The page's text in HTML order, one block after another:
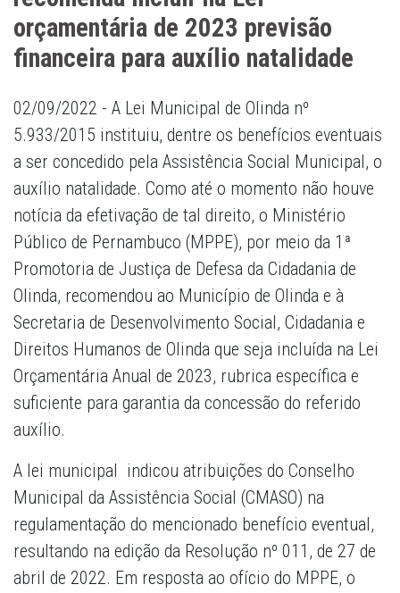
orçamentária de 2023 previsão
financeira para auxílio natalidade
02/09/2022 - A Lei Municipal de Olinda nº
5.933/2015 instituiu, dentre os benefícios eventuais
a ser concedido pela Assistência Social Municipal, o
auxílio natalidade. Como até o momento não houve
notícia da efetivação de tal direito, o Ministério
Público de Pernambuco (MPPE), por meio da 1ª
Promotoria de Justiça de Defesa da Cidadania de
Olinda, recomendou ao Município de Olinda e à
Secretaria de Desenvolvimento Social, Cidadania e
Direitos Humanos de Olinda que seja incluída na Lei
Orçamentária Anual de 2023, rubrica específica e
suficiente para garantia da concessão do referido
auxílio.
A lei municipal indicou atribuições do Conselho
Municipal da Assistência Social (CMASO) na
regulamentação do mencionado benefício eventual,
resultando na edição da Resolução nº 011, de 27 de
abril de 2022. Em resposta ao ofício do MPPE, o